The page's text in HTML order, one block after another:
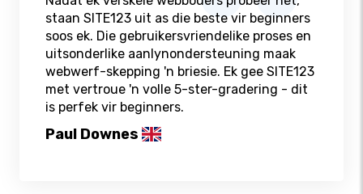
staan ​​SITE123 uit as die beste vir beginners
soos ek. Die gebruikersvriendelike proses en
uitsonderlike aanlynondersteuning maak
webwerf-skepping 'n briesie. Ek gee SITE123
met vertroue 'n volle 5-ster-gradering - dit
is perfek vir beginners.
Paul Downes